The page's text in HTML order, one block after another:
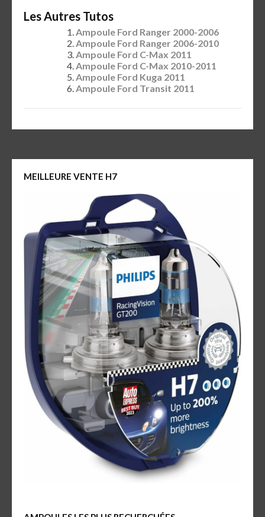
Les Autres Tutos
Ampoule Ford Ranger 2000-2006
Ampoule Ford Ranger 2006-2010
Ampoule Ford C-Max 2011
Ampoule Ford C-Max 2010-2011
Ampoule Ford Kuga 2011
Ampoule Ford Transit 2011
MEILLEURE VENTE H7